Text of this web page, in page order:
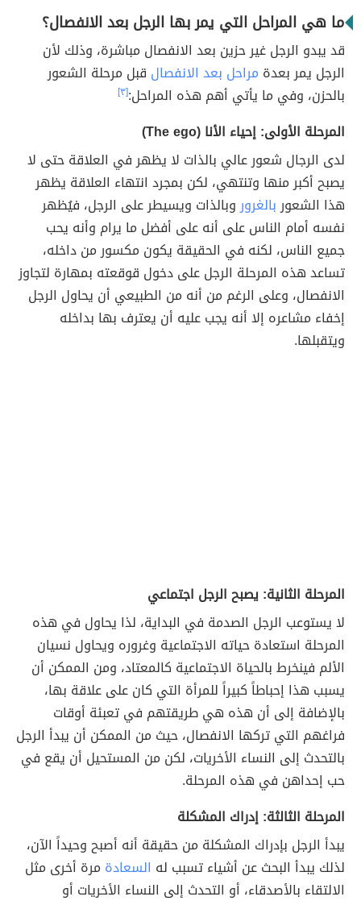
ما هي المراحل التي يمر بها الرجل بعد الانفصال؟
قد يبدو الرجل غير حزين بعد الانفصال مباشرة، وذلك لأن
الرجل يمر بعدة مراحل بعد الانفصال قبل مرحلة الشعور
بالحزن، وفي ما يأتي أهم هذه المراحل:[٣]
المرحلة الأولى: إحياء الأنا (The ego)
لدى الرجال شعور عالي بالذات لا يظهر في العلاقة حتى لا
يصبح أكبر منها وتنتهي، لكن بمجرد انتهاء العلاقة يظهر
هذا الشعوربالغروروبالذات ويسيطر على الرجل، فيُظهر
نفسه أمام الناس على أنه على أفضل ما يرام وأنه يحب
جميع الناس، لكنه في الحقيقة يكون مكسور من داخله،
تساعد هذه المرحلة الرجل على دخول قوقعته بمهارة لتجاوز
الانفصال، وعلى الرغم من أنه من الطبيعي أن يحاول الرجل
إخفاء مشاعره إلا أنه يجب عليه أن يعترف بها بداخله
ويتقبلها.
المرحلة الثانية: يصبح الرجل اجتماعي
لا يستوعب الرجل الصدمة في البداية، لذا يحاول في هذه
المرحلة استعادة حياته الاجتماعية وغروره ويحاول نسيان
الألم فينخرط بالحياة الاجتماعية كالمعتاد، ومن الممكن أن
يسبب هذا إحباطاً كبيراً للمرأة التي كان على علاقة بها،
بالإضافة إلى أن هذه هي طريقتهم في تعبئة أوقات
فراغهم التي تركها الانفصال، حيث من الممكن أن يبدأ الرجل
بالتحدث إلى النساء الأخريات، لكن من المستحيل أن يقع في
حب إحداهن في هذه المرحلة.
المرحلة الثالثة: إدراك المشكلة
يبدأ الرجل بإدراك المشكلة من حقيقة أنه أصبح وحيداً الآن،
لذلك يبدأ البحث عن أشياء تسبب له السعادة مرة أخرى مثل
الالتقاء بالأصدقاء، أو التحدث إلى النساء الأخريات أو